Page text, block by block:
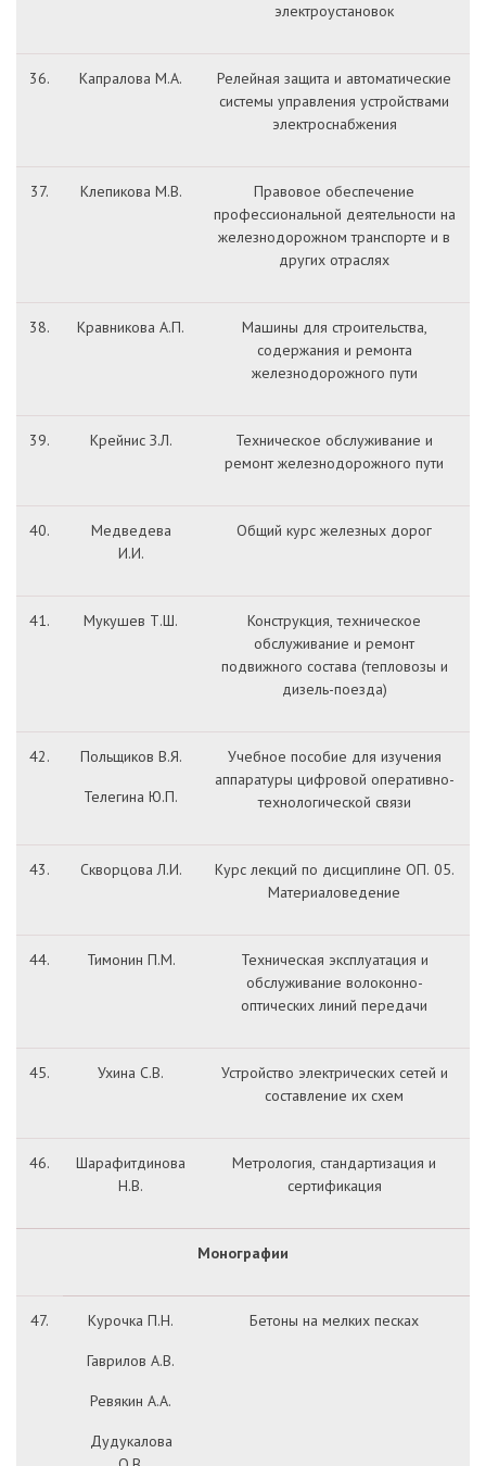
электроустановок
36. Капралова М.А.
Релейная защита и автоматические
системы управления устройствами
электроснабжения
37. Клепикова М.В.
Правовое обеспечение
профессиональной деятельности на
железнодорожном транспорте и в
других отраслях
38. Кравникова А.П.
Машины для строительства,
содержания и ремонта
железнодорожного пути
39. Крейнис З.Л.
Техническое обслуживание и
ремонт железнодорожного пути
40.
Медведева
И.И.
Общий курс железных дорог
41. Мукушев Т.Ш.
Конструкция, техническое
обслуживание и ремонт
подвижного состава (тепловозы и
дизель-поезда)
42. Польщиков В.Я.
Телегина Ю.П.
Учебное пособие для изучения
аппаратуры цифровой оперативно-
технологической связи
43. Скворцова Л.И.
Курс лекций по дисциплине ОП. 05.
Материаловедение
44. Тимонин П.М.
Техническая эксплуатация и
обслуживание волоконно-
оптических линий передачи
45. Ухина С.В.
Устройство электрических сетей и
составление их схем
46.
Шарафитдинова
Н.В.
Метрология, стандартизация и
сертификация
Монографии
47. Курочка П.Н.
Гаврилов А.В.
Ревякин А.А.
Дудукалова
Бетоны на мелких песках